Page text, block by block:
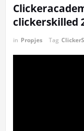
clickerskilled
in Propjes Tag